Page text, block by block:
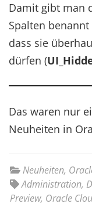
Damit gibt man
Spalten
dass sie
dürfen (
Das waren nur
Neuheiten in
Neuheiten,
Administration,
Preview, Oracle